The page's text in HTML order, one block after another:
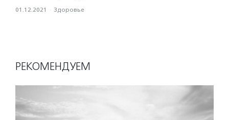
01.12.2021 · Здоровье
РЕКОМЕНДУЕМ